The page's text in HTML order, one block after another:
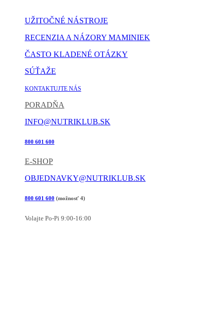
UŽITOČNÉ NÁSTROJE
RECENZIA A NÁZORY MAMINIEK
ČASTO KLADENÉ OTÁZKY
SÚŤAŽE
KONTAKTUJTE NÁS
PORADŇA
INFO@NUTRIKLUB.SK
800 601 600
E-SHOP
OBJEDNAVKY@NUTRIKLUB.SK
800 601 600 (možnosť 4)
Volajte Po-Pi 9:00-16:00